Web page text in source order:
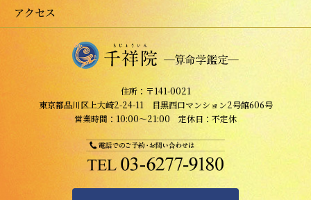
アクセス
住所：〒141-0021
東京都品川区上大崎2-24-11 目黒西口マンション2号館606号
営業時間：10:00～21:00 定休日：不定休